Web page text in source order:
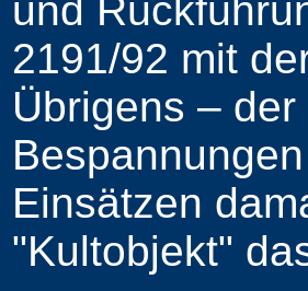
und
2191/92 mit
Übrigens –
Einsätzen
"Kultobjekt"